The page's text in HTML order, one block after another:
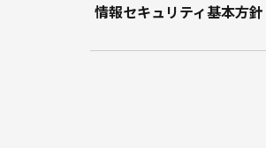
情報セキュリティ基本方針